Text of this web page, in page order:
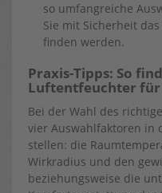
so umfangreiche
Sie mit Sicherheit
finden werden.
Praxis-Tipps: So
Luftentfeuchter
Bei der Wahl des
vier Auswahlfaktoren in
stellen: die
Wirkradius und den
beziehungsweise die